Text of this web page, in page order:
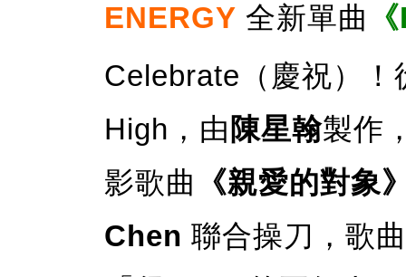
ENERGY 全新單曲
Celebrate（慶祝）
High，由 陳星翰製作
影歌曲
《親愛的對象
Chen 聯合操刀，歌